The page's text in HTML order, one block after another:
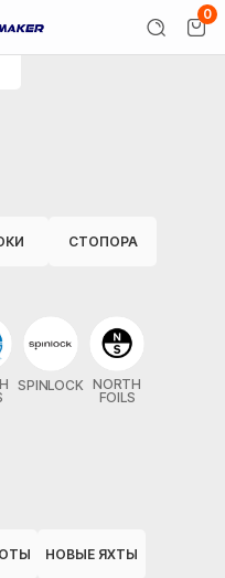
0
СТОПОРА
SPINLOCK NORTH
FOILS
НОВЫЕ ЯХТЫ